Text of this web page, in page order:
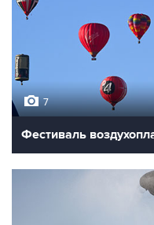
7
Фестиваль